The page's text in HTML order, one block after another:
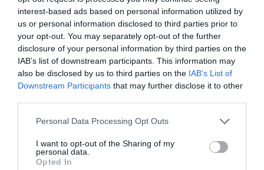
interest-based ads based on personal information utilized by
us or personal information disclosed to third parties prior to
your opt-out. You may separately opt-out of the further
disclosure of your personal information by third parties on the
IAB’s list of downstream participants. This information may
also be disclosed by us to third parties on the IAB’s List of
Downstream Participants that may further disclose it to other
Personal Data Processing Opt Outs
I want to opt-out of the Sharing of my
personal data.
Opted In
permanentment i en temps real.
Aposta per la mobilitat
sostenible
amb ajudes de fons europeus, com el
60.000 euros en una primera fase i,
recentment, 2,2 milions d’euros en la segona